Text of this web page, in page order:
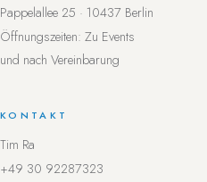
Pappelallee 25 · 10437 Berlin
Öffnungszeiten: Zu Events
und nach Vereinbarung
KONTAKT
Tim Ra
+49 30 92287323